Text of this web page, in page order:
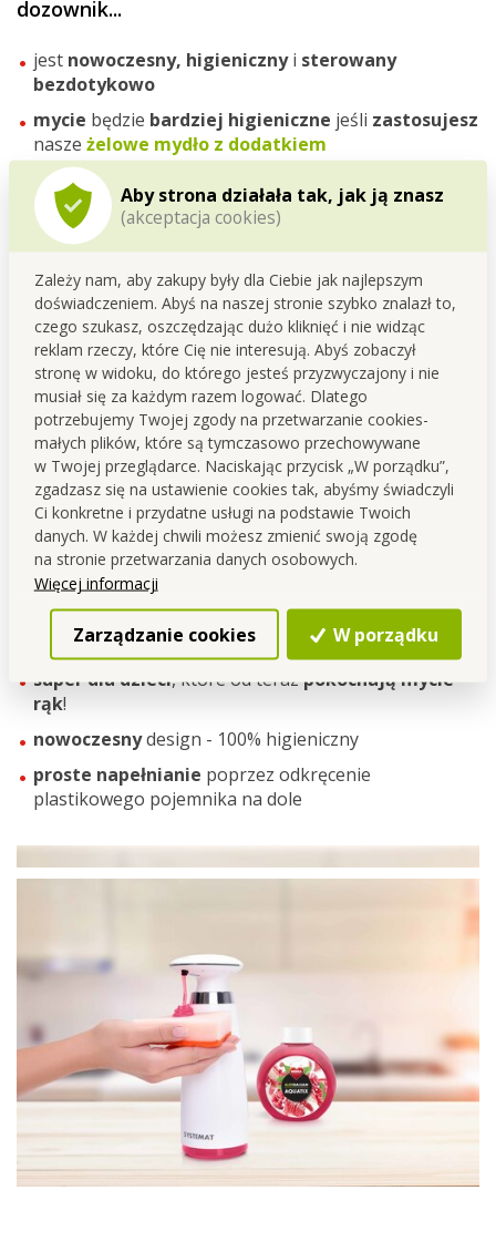
Aby strona działała tak, jak ją znasz
(akceptacja cookies)
Zależy nam, aby zakupy były dla Ciebie jak najlepszym
doświadczeniem. Abyś na naszej stronie szybko znalazł to,
czego szukasz, oszczędzając dużo kliknięć i nie widząc
reklam rzeczy, które Cię nie interesują. Abyś zobaczył
stronę w widoku, do którego jesteś przyzwyczajony i nie
musiał się za każdym razem logować. Dlatego
potrzebujemy Twojej zgody na przetwarzanie cookies-
małych plików, które są tymczasowo przechowywane
w Twojej przeglądarce. Naciskając przycisk „W porządku”,
zgadzasz się na ustawienie cookies tak, abyśmy świadczyli
Ci konkretne i przydatne usługi na podstawie Twoich
danych. W każdej chwili możesz zmienić swoją zgodę
na stronie przetwarzania danych osobowych.
Więcej informacji
Zarządzanie cookies W porządku
dozownik...
jest nowoczesny, higienicznyi sterowany
bezdotykowo
mycie będzie bardziej higieniczne jeśli zastosujesz
nasze żelowe mydło z dodatkiem
przeciwdrobnoustrojowymBACILEX HYGIENE+
możesz wybrać3 opcje dozowania mydła (1,5 ml, 3
ml i 4,5 ml)
automatycznie podajewymaganą dawkęmydła,
środkaczyszczącego lubżelupod prysznic ...
podczas dozowania na górze zapala sięzielona
dioda LED
Korzyści bezdotykowego dozowania
może być używany do dozowania zarówno mydła, jak
i płynu do mycia naczyń
utrzymuje czystość i porządek w łazience oraz w
kuchni
super dla dzieci, które od terazpokochają mycie
rąk!
nowoczesnydesign - 100% higieniczny
proste napełnianie poprzez odkręcenie
plastikowego pojemnika na dole